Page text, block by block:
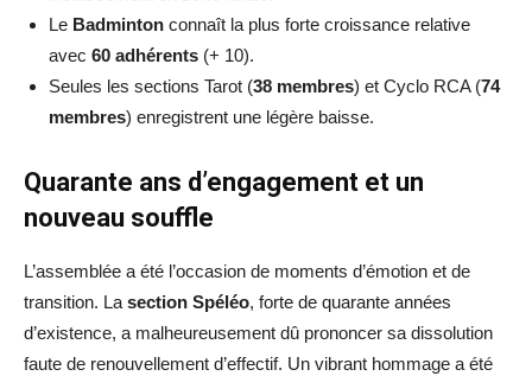
Le Badminton connaît la plus forte croissance relative
avec 60 adhérents (+ 10).
Seules les sections Tarot (38 membres) et Cyclo RCA (74
membres) enregistrent une légère baisse.
Quarante ans d’engagement et un
nouveau souffle
L’assemblée a été l’occasion de moments d’émotion et de
transition. Lasection Spéléo, forte de quarante années
d’existence, a malheureusement dû prononcer sa dissolution
faute de renouvellement d’effectif. Un vibrant hommage a été